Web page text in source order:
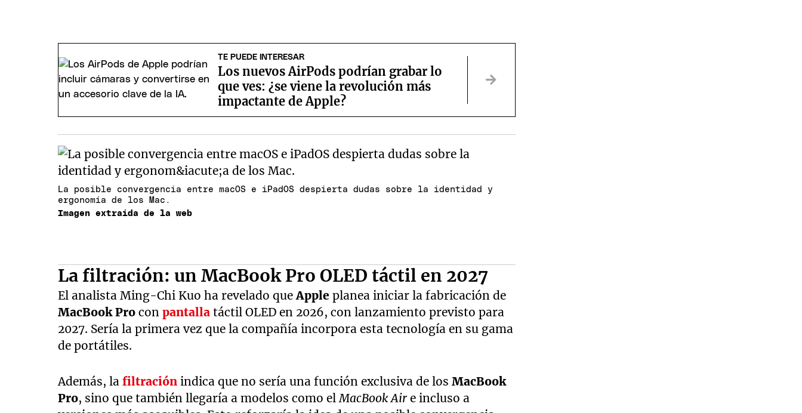
TE PUEDE INTERESAR
Los nuevos AirPods podrían grabar lo
que ves: ¿se viene la revolución más
impactante de Apple?
La posible convergencia entre macOS e iPadOS despierta dudas sobre la identidad y
ergonomía de los Mac.
Imagen extraída de la web
La filtración: un MacBook Pro OLED táctil en 2027
El analista Ming-Chi Kuo ha revelado queAppleplanea iniciar la fabricación de
MacBook Pro con pantalla táctil OLED en 2026, con lanzamiento previsto para
2027. Sería la primera vez que la compañía incorpora esta tecnología en su gama
de portátiles.
Además, lafiltración indica que no sería una función exclusiva de losMacBook
Pro, sino que también llegaría a modelos como elMacBook Air e incluso a